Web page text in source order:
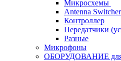
Микросхемы
Antenna Switcher
Контроллер
Передатчики
Разные
Микрофоны
ОБОРУДОВАНИЕ для